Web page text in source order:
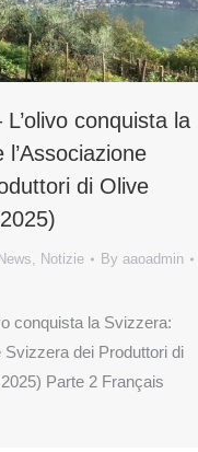
conquista la
di Olive
News, Notizie By aaoadmin
conquista la Svizzera:
Svizzera dei Produttori di
Parte 2 Français